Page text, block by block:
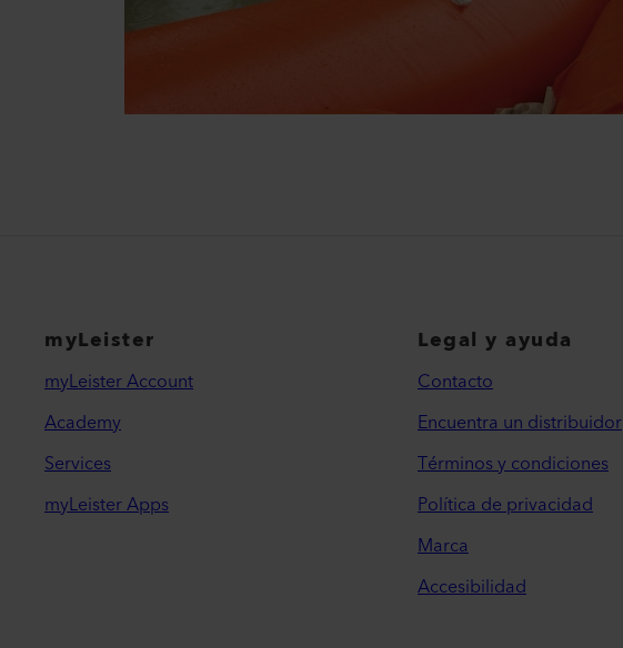
myLeister
myLeister Account
Academy
Services
myLeister Apps
Legal y ayuda
Contacto
Encuentra un distribuidor
Términos y condiciones
Política de privacidad
Marca
Accesibilidad